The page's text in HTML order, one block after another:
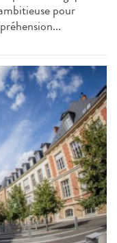
pour